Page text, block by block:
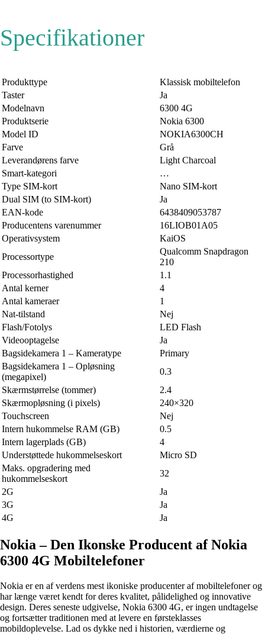
Specifikationer
Produkttype
Klassisk mobiltelefon
Taster
Ja
Modelnavn
6300 4G
Produktserie
Nokia 6300
Model ID
NOKIA6300CH
Farve
Grå
Leverandørens farve
Light Charcoal
Smart-kategori
…
Type SIM-kort
Nano SIM-kort
Dual SIM (to SIM-kort)
Ja
EAN-kode
6438409053787
Producentens varenummer
16LIOB01A05
Operativsystem
KaiOS
Processortype
Qualcomm Snapdragon
210
Processorhastighed
1.1
Antal kerner
4
Antal kameraer
1
Nat-tilstand
Nej
Flash/Fotolys
LED Flash
Videooptagelse
Ja
Bagsidekamera 1 – Kameratype
Primary
Bagsidekamera 1 – Opløsning
(megapixel)
0.3
Skærmstørrelse (tommer)
2.4
Skærmopløsning (i pixels)
240×320
Touchscreen
Nej
Intern hukommelse RAM (GB)
0.5
Intern lagerplads (GB)
4
Understøttede hukommelseskort
Micro SD
Maks. opgradering med
hukommelseskort
32
2G
Ja
3G
Ja
4G
Ja
Nokia – Den Ikonske Producent af Nokia
6300 4G Mobiltelefoner
Nokia er en af verdens mest ikoniske producenter af mobiltelefoner og
har længe været kendt for deres kvalitet, pålidelighed og innovative
design. Deres seneste udgivelse, Nokia 6300 4G, er ingen undtagelse
og fortsætter traditionen med at levere en førsteklasses
mobildoplevelse. Lad os dykke ned i historien, værdierne og